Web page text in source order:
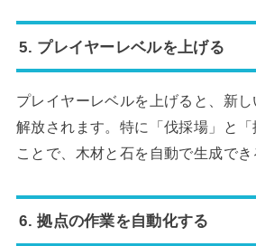
5. プレイヤーレベルを上げる
プレイヤーレベルを上げると、新
解放されます。特に「伐採場」と
ことで、木材と石を自動で生成でき
6.拠点の作業を自動化する